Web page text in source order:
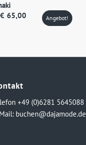
€ 65,00 AktuellerAngebot!
+49 (0)6281 5645088
buchen@dajamode.de